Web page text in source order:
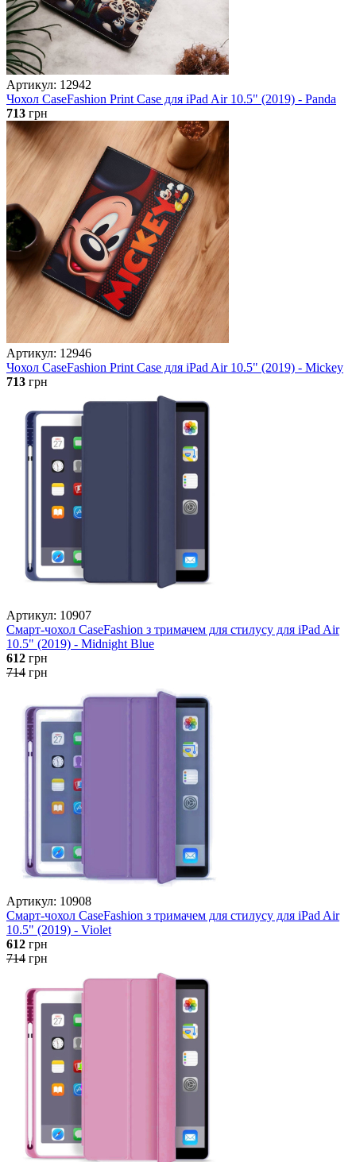
Артикул: 12942
Чохол CaseFashion Print Case для iPad Air 10.5" (2019) - Panda
713 грн
Артикул: 12946
Чохол CaseFashion Print Case для iPad Air 10.5" (2019) - Mickey
713 грн
Артикул: 10907
Смарт-чохол CaseFashion з тримачем для стилусу для iPad Air
10.5" (2019) - Midnight Blue
612 грн
714 грн
Артикул: 10908
Смарт-чохол CaseFashion з тримачем для стилусу для iPad Air
10.5" (2019) - Violet
612 грн
714 грн